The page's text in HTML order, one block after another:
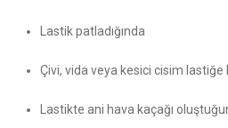
Lastik patladığında
Çivi, vida veya kesici cisim lastiğe
Lastikte ani hava kaçağı